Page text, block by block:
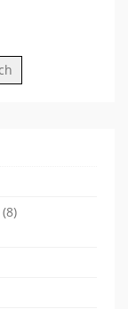
(8)